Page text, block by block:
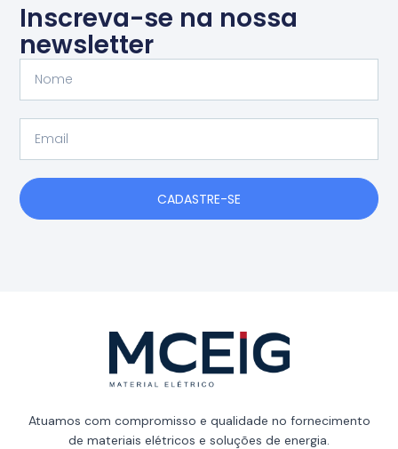
Inscreva-se na nossa
newsletter
CADASTRE-SE
Atuamos com compromisso e qualidade no fornecimento
de materiais elétricos e soluções de energia.